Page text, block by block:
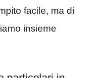
facile, ma di
insieme